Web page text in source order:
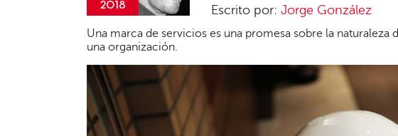
2018
González
Escrito por: Jorge González
Una marca de servicios es una promesa sobre la naturaleza
una organización.